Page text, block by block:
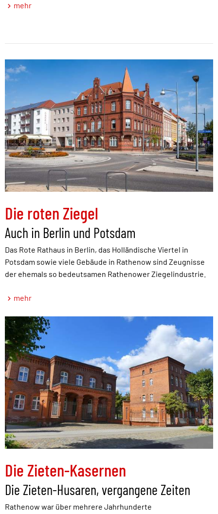
mehr
Die roten Ziegel
Auch in Berlin und Potsdam
Das Rote Rathaus in Berlin, das Holländische Viertel in
Potsdam sowie viele Gebäude in Rathenow sind Zeugnisse
der ehemals so bedeutsamen Rathenower Ziegelindustrie.
mehr
Die Zieten-Kasernen
Die Zieten-Husaren, vergangene Zeiten
Rathenow war über mehrere Jahrhunderte